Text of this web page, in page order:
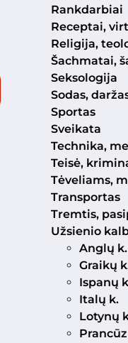
Rankdarbiai
Receptai,
Religija,
Šachmatai,
Seksologija
Sodas,
Sportas
Sveikata
Technika,
Teisė,
Tėveliams,
Transportas
Tremtis,
Užsienio
Anglų k.
Graikų
Ispanų
Italų k.
Lotynų